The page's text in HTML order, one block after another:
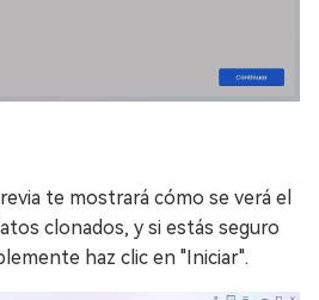
te mostrará cómo se verá el
clonados, y si estás seguro
haz clic en "Iniciar".